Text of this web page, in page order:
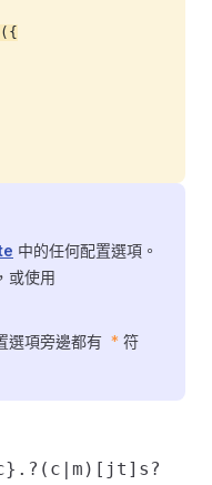
({
中的任何配置選項。
或使用
選項旁邊都有 * 符